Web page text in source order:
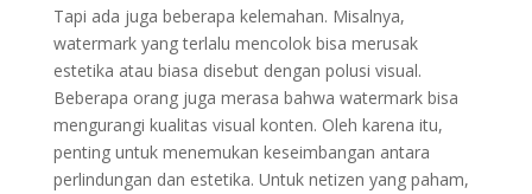
Tapi ada juga beberapa kelemahan. Misalnya,
watermark yang terlalu mencolok bisa merusak
estetika atau biasa disebut dengan polusi visual.
Beberapa orang juga merasa bahwa watermark bisa
mengurangi kualitas visual konten. Oleh karena itu,
penting untuk menemukan keseimbangan antara
perlindungan dan estetika. Untuk netizen yang paham,